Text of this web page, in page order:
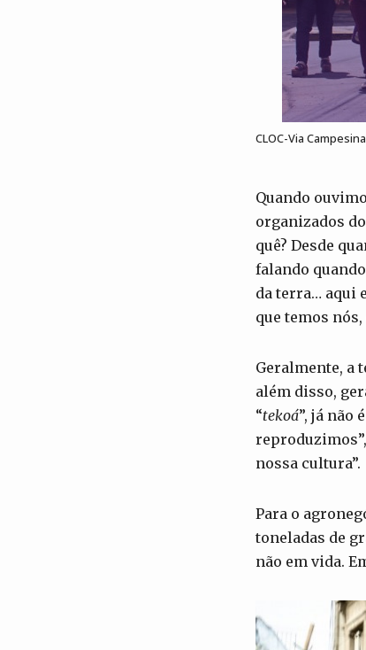
CLOC-Via
Quando
organizados
quê? Desde
falando
da terra… aqui
que temos
Geralmente, a
além disso,
“tekoá”, já não
nossa cultura”.
Para o
toneladas de
não em vida.